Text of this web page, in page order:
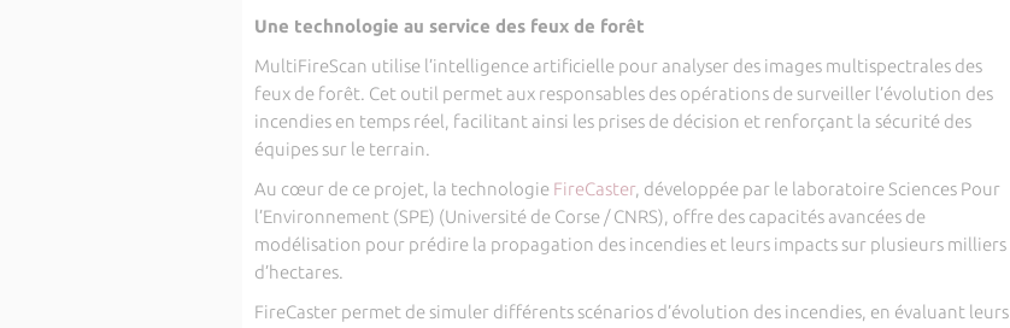
Une technologie au service des feux de forêt
MultiFireScan utilise l’intelligence artificielle pour analyser des images multispectrales des
feux de forêt. Cet outil permet aux responsables des opérations de surveiller l’évolution des
incendies en temps réel, facilitant ainsi les prises de décision et renforçant la sécurité des
équipes sur le terrain.
Au cœur de ce projet, la technologie FireCaster, développée par le laboratoire Sciences Pour
l’Environnement (SPE) (Université de Corse / CNRS), offre des capacités avancées de
modélisation pour prédire la propagation des incendies et leurs impacts sur plusieurs milliers
d’hectares.
FireCaster permet de simuler différents scénarios d’évolution des incendies, en évaluant leurs